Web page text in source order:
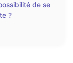
de se
?